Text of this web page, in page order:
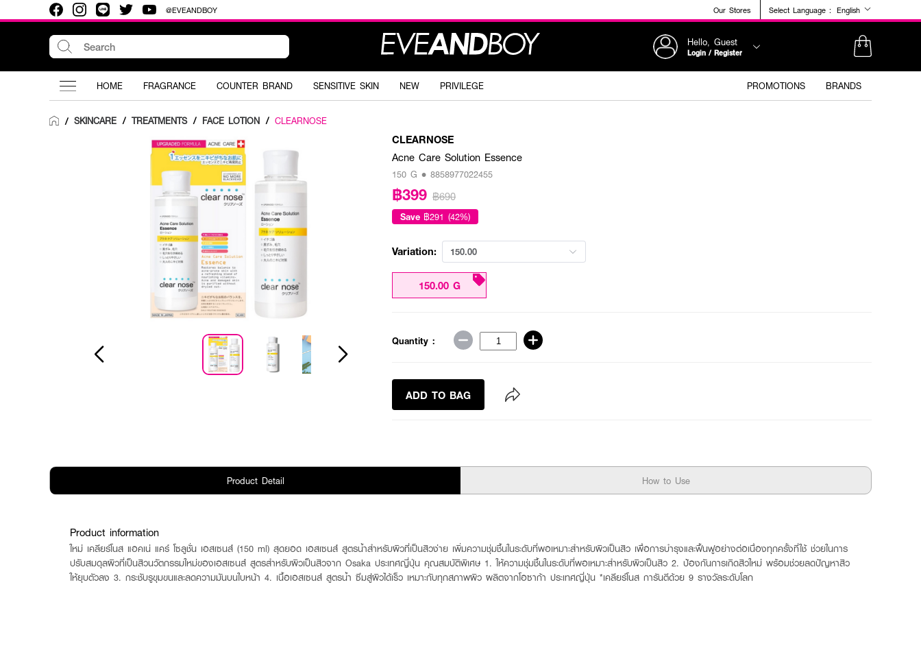
@EVEANDBOY Our Stores Select Language : English
Hello, Guest
Login / Register
HOME FRAGRANCE COUNTER BRAND SENSITIVE SKIN NEW PRIVILEGE PROMOTIONS BRANDS
/ SKINCARE / TREATMENTS / FACE LOTION / CLEARNOSE
CLEARNOSE
Acne Care Solution Essence
150 G • 8858977022455
฿399 ฿690
Save ฿291 (42%)
Variation: 150.00
150.00 G
Quantity :
ADD TO BAG
Product Detail How to Use
Product information
ใหม่ เคลียร์โนส แอคเน่ แคร์ โซลูชั่น เอสเซนส์ (150 ml) สุดยอด เอสเซนส์ สูตรน้ำสำหรับผิวที่เป็นสิวง่าย เพิ่มความชุ่มชื้นในระดับที่พอเหมาะสำหรับผิวเป็นสิว เพื่อการบำรุงและฟื้นฟูอย่างต่อเนื่องทุกครั้งที่ใช้ ช่วยในการ
ปรับสมดุลผิวที่เป็นสิวนวัตกรรมใหม่ของเอสเซนส์ สูตรสำหรับผิวเป็นสิวจาก Osaka ประเทศญี่ปุ่น คุณสมบัติพิเศษ 1. ให้ความชุ่มชื้นในระดับที่พอเหมาะสำหรับผิวเป็นสิว 2. ป้องกันการเกิดสิวใหม่ พร้อมช่วยลดปัญหาสิว
ให้ยุบตัวลง 3. กระชับรูขุมขนและลดความมันบนใบหน้า 4. เนื้อเอสเซนส์ สูตรน้ำ ซึมสู่ผิวได้เร็ว เหมาะกับทุกสภาพผิว ผลิตจากโอซาก้า ประเทศญี่ปุ่น *เคลียร์โนส การันตีด้วย 9 รางวัลระดับโลก